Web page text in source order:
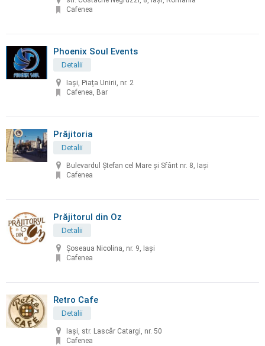
Cafenea
Phoenix Soul Events
Detalii
Iaşi, Piața Unirii, nr. 2
Cafenea, Bar
Prăjitoria
Detalii
Bulevardul Ștefan cel Mare și Sfânt nr. 8, Iași
Cafenea
Prăjitorul din Oz
Detalii
Șoseaua Nicolina, nr. 9, Iași
Cafenea
Retro Cafe
Detalii
Iaşi, str. Lascăr Catargi, nr. 50
Cafenea